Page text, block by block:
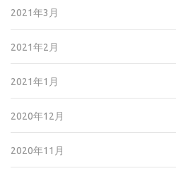
2021年3月
2021年2月
2021年1月
2020年12月
2020年11月